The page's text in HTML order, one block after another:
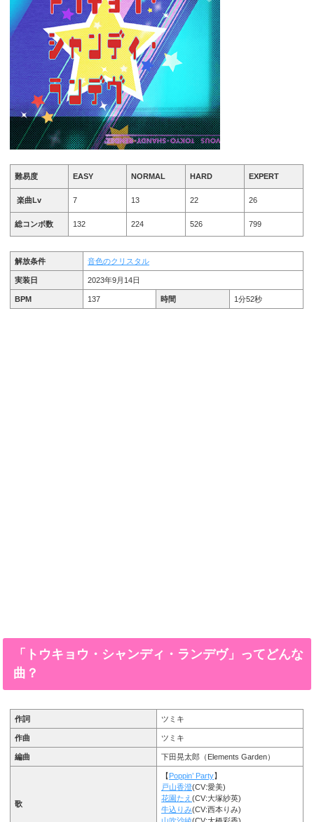
難易度 EASY NORMAL HARD EXPERT
楽曲Lv 7 13 22 26
総コンボ数 132 224 526 799
解放条件 音色のクリスタル
実装日 2023年9月14日
BPM 137 時間 1分52秒
「トウキョウ・シャンディ・ランデヴ」ってどんな
曲？
作詞 ツミキ
作曲 ツミキ
編曲 下田晃太郎（Elements Garden）
歌
【Poppin’ Party】
戸山香澄(CV:愛美)
花園たえ(CV:大塚紗英)
牛込りみ(CV:西本りみ)